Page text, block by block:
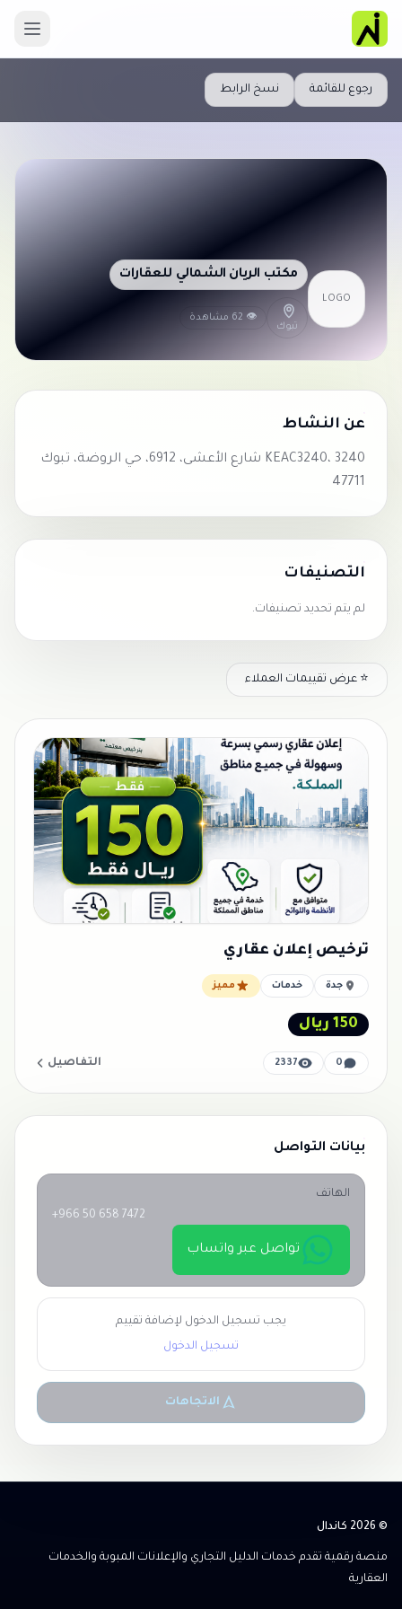
رجوع للقائمة نسخ الرابط
LOGO
مكتب الريان الشمالي للعقارات
تبوك
👁 62 مشاهدة
عن النشاط
KEAC3240، 3240 شارع الأعشى، 6912، حي الروضة، تبوك
47711
التصنيفات
لم يتم تحديد تصنيفات.
⭐ عرض تقييمات العملاء
ترخيص إعلان عقاري
جدة خدمات مميز
150 ريال
0
2337 التفاصيل
بيانات التواصل
الهاتف
+966 50 658 7472
تواصل عبر واتساب
يجب تسجيل الدخول لإضافة تقييم
تسجيل الدخول
الاتجاهات
© 2026 كاندال
منصة رقمية تقدم خدمات الدليل التجاري والإعلانات المبوبة والخدمات
العقارية